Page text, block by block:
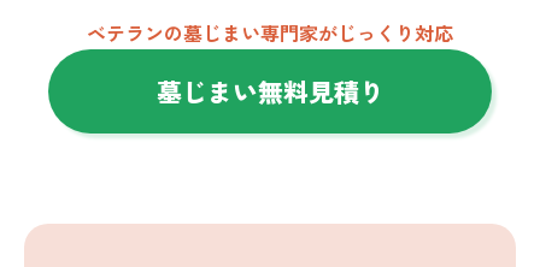
ベテランの墓じまい専門家がじっくり対応
墓じまい無料見積り